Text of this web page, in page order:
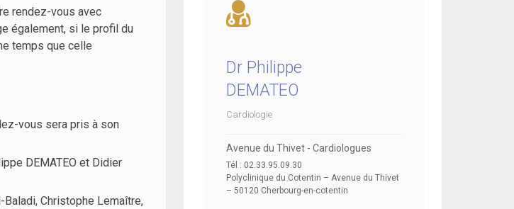
rendez-vous avec
également, si le profil du
temps que celle
vous sera pris à son
DEMATEO et Didier
Christophe Lemaître,
Dr Philippe
DEMATEO
Cardiologie
Avenue du Thivet - Cardiologues
Tél : 02.33.95.09.30
Polyclinique du Cotentin – Avenue du Thivet
– 50120 Cherbourg-en-cotentin